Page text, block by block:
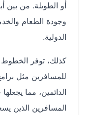
أو الطويلة. من بين أبرز
وجودة الطعام والخدمات
الدولية.
كذلك، توفر الخطوط
للمسافرين مثل برامج
الدائمين، مما يجعلها
المسافرين الذين يسعون